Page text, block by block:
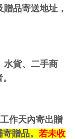
品寄送地址，
水貨、二手商
作天內寄出贈
贈品。 若未收